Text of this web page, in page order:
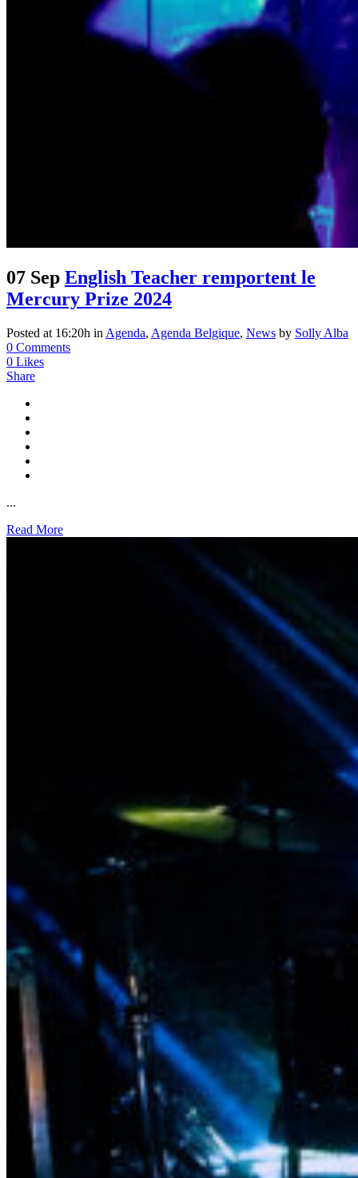
07 Sep English Teacher remportent le
Mercury Prize 2024
Posted at 16:20h in Agenda, Agenda Belgique, News by Solly Alba
0 Comments
0 Likes
Share
...
Read More